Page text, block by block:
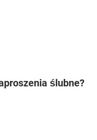
ślubne?